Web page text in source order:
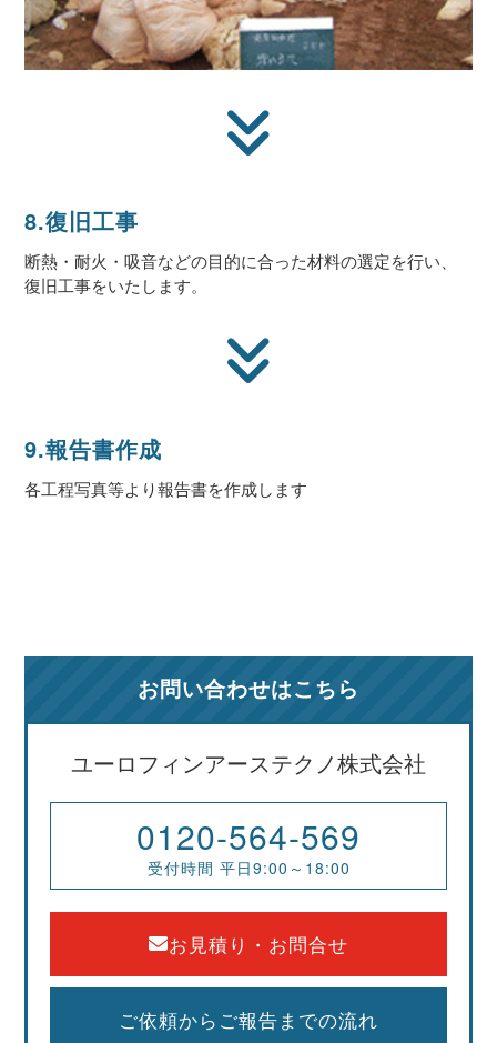
8.復旧工事
断熱・耐火・吸音などの目的に合った材料の選定を行い、
復旧工事をいたします。
9.報告書作成
各工程写真等より報告書を作成します
お問い合わせはこちら
ユーロフィンアーステクノ株式会社
0120-564-569
受付時間 平日9:00～18:00
お見積り・お問合せ
ご依頼からご報告までの流れ